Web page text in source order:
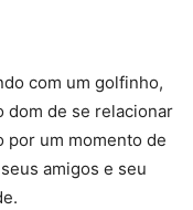
com um golfinho,
dom de se relacionar
por um momento de
amigos e seu